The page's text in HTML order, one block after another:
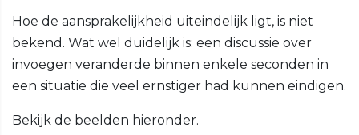
Hoe de aansprakelijkheid uiteindelijk ligt, is niet
bekend. Wat wel duidelijk is: een discussie over
invoegen veranderde binnen enkele seconden in
een situatie die veel ernstiger had kunnen eindigen.
Bekijk de beelden hieronder.